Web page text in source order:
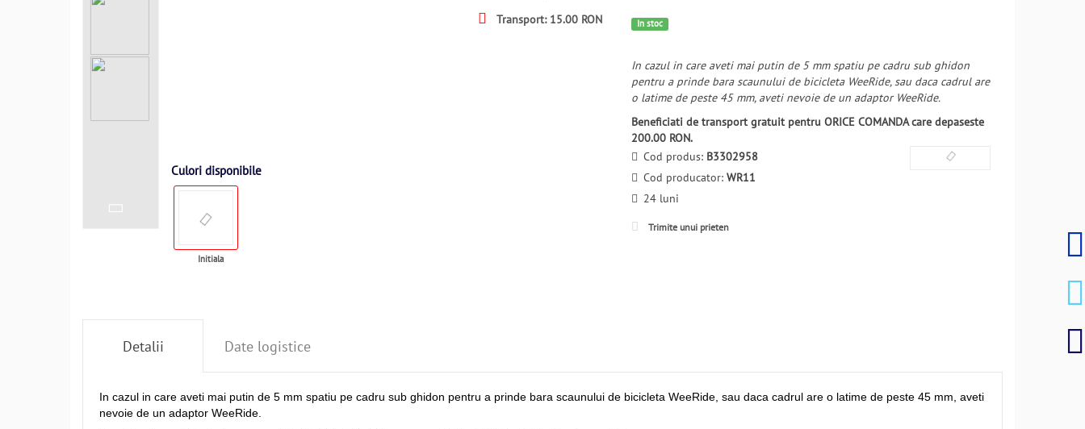
Culori disponibile
Initiala
Transport: 15.00 RON
In stoc
In cazul in care aveti mai putin de 5 mm spatiu pe cadru sub ghidon
pentru a prinde bara scaunului de bicicleta WeeRide, sau daca cadrul are
o latime de peste 45 mm, aveti nevoie de un adaptor WeeRide.
Beneficiati de transport gratuit pentru ORICE COMANDA care depaseste
200.00 RON.
Cod produs: B3302958
Cod producator: WR11
24 luni
Trimite unui prieten
Detalii Date logistice
In cazul in care aveti mai putin de 5 mm spatiu pe cadru sub ghidon pentru a prinde bara scaunului de bicicleta WeeRide, sau daca cadrul are o latime de peste 45 mm, aveti
nevoie de un adaptor WeeRide.